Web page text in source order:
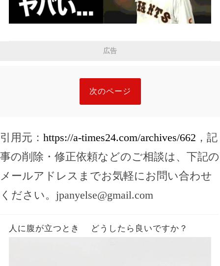
広告
次のページ
引用元： https://a-times24.com/archives/662 ，記
事の削除・修正依頼などのご相談は、下記の
メールアドレスまでお気軽にお問い合わせ
ください。 jpanyelse@gmail.com
人に腹が立つとき どうしたら良いですか？